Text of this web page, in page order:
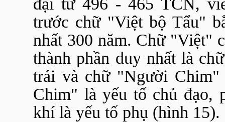
đại từ 496 - 465 TCN,
trước chữ "Việt bộ Tẩu"
nhất 300 năm. Chữ "Việt"
thành phần duy nhất là
trái và chữ "Người
Chim" là yếu tố chủ đạo,
khí là yếu tố phụ (hình 15).